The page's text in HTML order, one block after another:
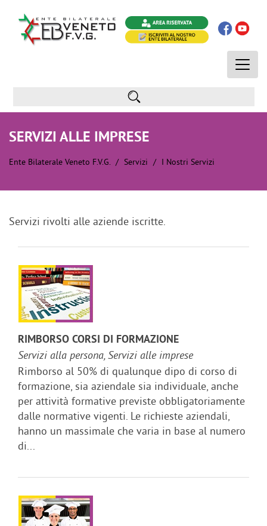
Toggle
SERVIZI ALLE IMPRESE
Ente Bilaterale Veneto F.V.G. Servizi I Nostri Servizi
Servizi rivolti alle aziende iscritte.
RIMBORSO CORSI DI FORMAZIONE
Servizi alla persona, Servizi alle imprese
Rimborso al 50% di qualunque dipo di corso di
formazione, sia aziendale sia individuale, anche
per attività formative previste obbligatoriamente
dalle normative vigenti. Le richieste aziendali,
hanno un massimale che varia in base al numero
di...